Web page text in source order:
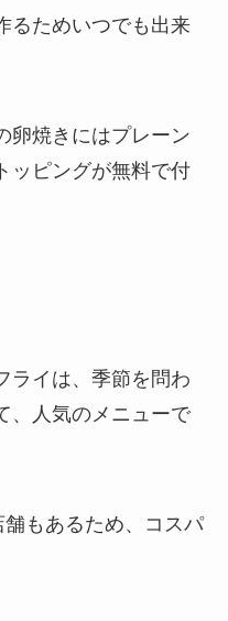
るためいつでも出来
卵焼きにはプレーン
ッピングが無料で付
ライは、季節を問わ
、人気のメニューで
もあるため、コスパ